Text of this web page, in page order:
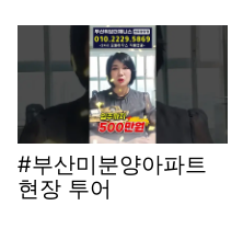
#부산미분양아파트
현장 투어